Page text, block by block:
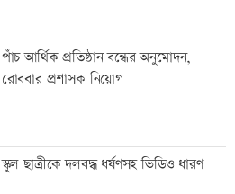
বাবাকে শেষ বিদায় জানাতে রোজারিওতে
মেসি
বৃষ্টি নিয়ে নতুন বার্তা আবহাওয়া অফিসের
পাঁচ আর্থিক প্রতিষ্ঠান বন্ধের অনুমোদন,
রোববার প্রশাসক নিয়োগ
স্কুল ছাত্রীকে দলবদ্ধ ধর্ষণসহ ভিডিও ধারণ